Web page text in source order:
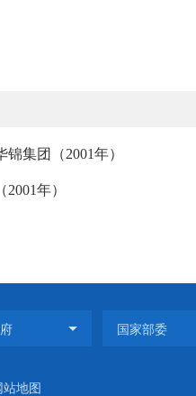
锦集团（2001年）
年）
站地图